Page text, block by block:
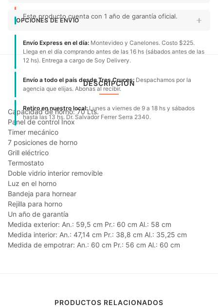
Este producto cuenta con 1 año de garantía oficial.
OPCIONES DE ENVÍO
Envío Express en el día: Montevideo y Canelones. Costo $225.
Llega en el día comprando antes de las 16 hs (sábados antes de las
12 hs). Entrega a cargo de Soy Delivery.
Envío a todo el país desde Tres Cruces: Despachamos por la
agencia que elijas. Abonas al recibir.
Retiro en nuestro local:Lunes a viernes de 9 a 18 hs y sábados
hasta las 13 hs. Dr. Salvador Ferrer Serra 2340.
DESCRIPCIÓN
Capacidad de horno: 70 Lts.
Panel de control Inox
Timer mecánico
7 posiciones de horno
Grill eléctrico
Termostato
Doble vidrio interior removible
Luz en el horno
Bandeja para hornear
Rejilla para horno
Un año de garantía
Medida exterior: An.: 59,5 cm Pr.: 60 cm Al.: 58 cm
Medida interior: An.: 47,14 cm Pr.: 38,8 cm Al.: 35,25 cm
Medida de empotrar: An.: 60 cm Pr.: 56 cm Al.: 60 cm
PRODUCTOS RELACIONADOS